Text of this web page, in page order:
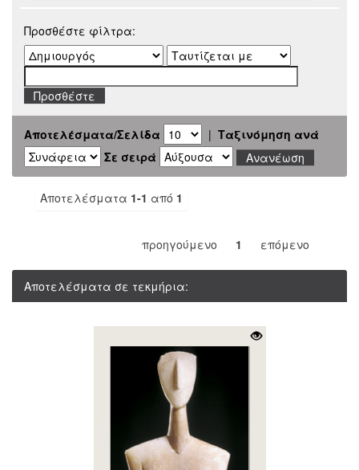
Προσθέστε φίλτρα:
Αποτελέσματα/Σελίδα | Ταξινόμηση ανά
Σε σειρά
Αποτελέσματα 1-1 από 1
προηγούμενο 1 επόμενο
Αποτελέσματα σε τεκμήρια: